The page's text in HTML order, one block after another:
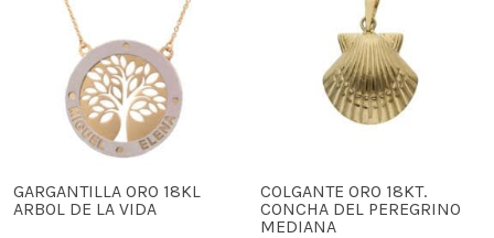
GARGANTILLA ORO 18KL
ARBOL DE LA VIDA
COLGANTE ORO 18KT.
CONCHA DEL PEREGRINO
MEDIANA